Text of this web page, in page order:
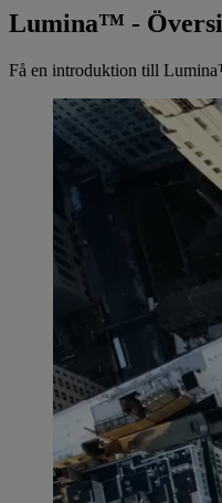
Lumina™ -
Få en introduktion till